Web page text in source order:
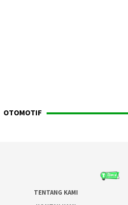
OTOMOTIF
TENTANG KAMI